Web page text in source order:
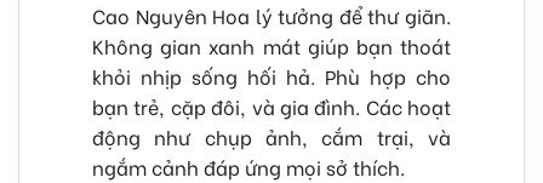
Cao Nguyên Hoa lý tưởng để thư giãn.
Không gian xanh mát giúp bạn thoát
khỏi nhịp sống hối hả. Phù hợp cho
bạn trẻ, cặp đôi, và gia đình. Các hoạt
động như chụp ảnh, cắm trại, và
ngắm cảnh đáp ứng mọi sở thích.